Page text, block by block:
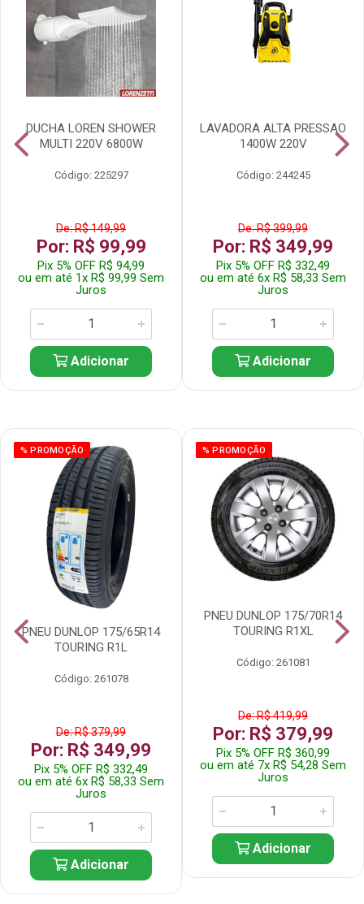
DUCHA LOREN SHOWER
MULTI 220V 6800W
Código: 225297
De: R$ 149,99
Por: R$ 99,99
Pix 5% OFF R$ 94,99
ou em até 1x R$ 99,99 Sem
Juros
Adicionar
LAVADORA ALTA PRESSAO
1400W 220V
Código: 244245
De: R$ 399,99
Por: R$ 349,99
Pix 5% OFF R$ 332,49
ou em até 6x R$ 58,33 Sem
Juros
Adicionar
% PROMOÇÃO
PNEU DUNLOP 175/65R14
TOURING R1L
Código: 261078
De: R$ 379,99
Por: R$ 349,99
Pix 5% OFF R$ 332,49
ou em até 6x R$ 58,33 Sem
Juros
Adicionar
% PROMOÇÃO
PNEU DUNLOP 175/70R14
TOURING R1XL
Código: 261081
De: R$ 419,99
Por: R$ 379,99
Pix 5% OFF R$ 360,99
ou em até 7x R$ 54,28 Sem
Juros
Adicionar